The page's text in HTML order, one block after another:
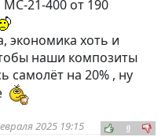
21-400 от 190
экономика хоть и
наши композиты
самолёт на 20% , ну
2025 19:15 0